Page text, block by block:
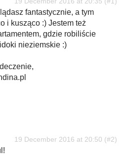
fantastycznie, a tym
i kusząco :) Jestem też
gdzie robiliście
nieziemskie :)
19 December 2016 at 20:50